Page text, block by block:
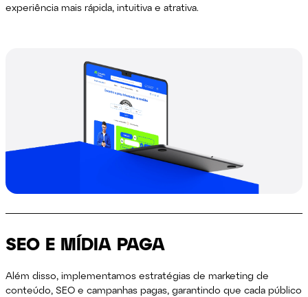
experiência mais rápida, intuitiva e atrativa.
SEO E MÍDIA PAGA
Além disso, implementamos estratégias de marketing de
conteúdo, SEO e campanhas pagas, garantindo que cada público